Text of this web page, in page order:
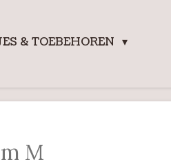
& TOEBEHOREN
M